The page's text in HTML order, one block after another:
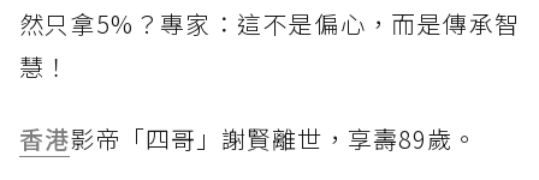
然只拿5%？專家：這不是偏心，而是傳承智
慧！
香港影帝「四哥」謝賢離世，享壽89歲。